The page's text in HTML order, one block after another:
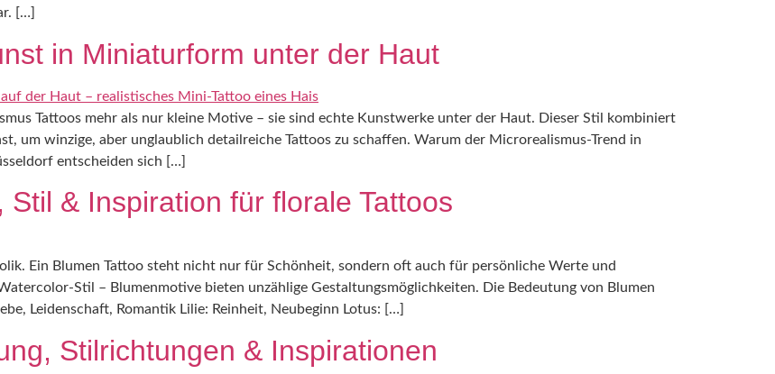
[…]
in Miniaturform unter der Haut
Tattoos mehr als nur kleine Motive – sie sind echte Kunstwerke unter der Haut. Dieser Stil kombiniert
um winzige, aber unglaublich detailreiche Tattoos zu schaffen. Warum der Microrealismus-Trend in
entscheiden sich […]
& Inspiration für florale Tattoos
Ein Blumen Tattoo steht nicht nur für Schönheit, sondern oft auch für persönliche Werte und
Stil – Blumenmotive bieten unzählige Gestaltungsmöglichkeiten. Die Bedeutung von Blumen
Leidenschaft, Romantik Lilie: Reinheit, Neubeginn Lotus: […]
Stilrichtungen & Inspirationen